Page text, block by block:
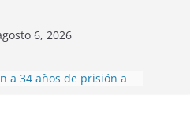
6, 2026
a 34 años de prisión a